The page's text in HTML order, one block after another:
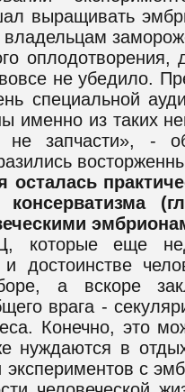
выращивать
не убедило.
специальной
именно из таких
запчасти», -
осталась
консерватизма
которые еще
достоинстве
а вскоре
врага -
Конечно, это
нуждаются в
с